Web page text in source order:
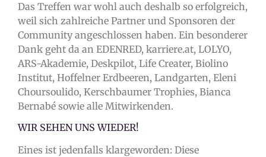
Das Treffen war wohl auch deshalb so erfolgreich,
weil sich zahlreiche Partner und Sponsoren der
Community angeschlossen haben. Ein besonderer
Dank geht da an EDENRED, karriere.at, LOLYO,
ARS-Akademie, Deskpilot, Life Creater, Biolino
Institut, Hoffelner Erdbeeren, Landgarten, Eleni
Choursoulido, Kerschbaumer Trophies, Bianca
Bernabé sowie alle Mitwirkenden.
WIR SEHEN UNS WIEDER!
Eines ist jedenfalls klargeworden: Diese